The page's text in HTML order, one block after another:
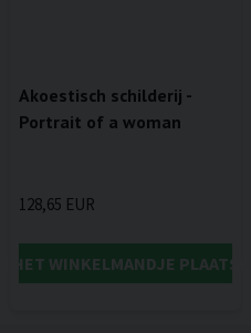
Akoestisch schilderij -
Portrait of a woman
128,65 EUR
HET WINKELMANDJE PLAATSEN